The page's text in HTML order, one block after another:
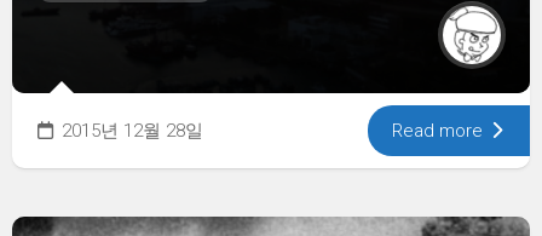
2015년 12월 28일 Read more